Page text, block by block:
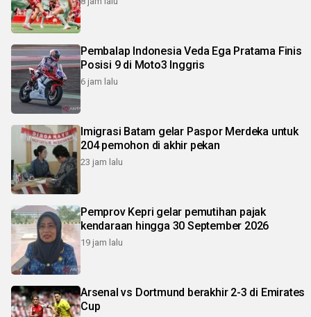
Pembalap Indonesia Veda Ega Pratama Finis
Posisi 9 di Moto3 Inggris
6 jam lalu
Imigrasi Batam gelar Paspor Merdeka untuk
204 pemohon di akhir pekan
23 jam lalu
Pemprov Kepri gelar pemutihan pajak
kendaraan hingga 30 September 2026
19 jam lalu
Arsenal vs Dortmund berakhir 2-3 di Emirates
Cup